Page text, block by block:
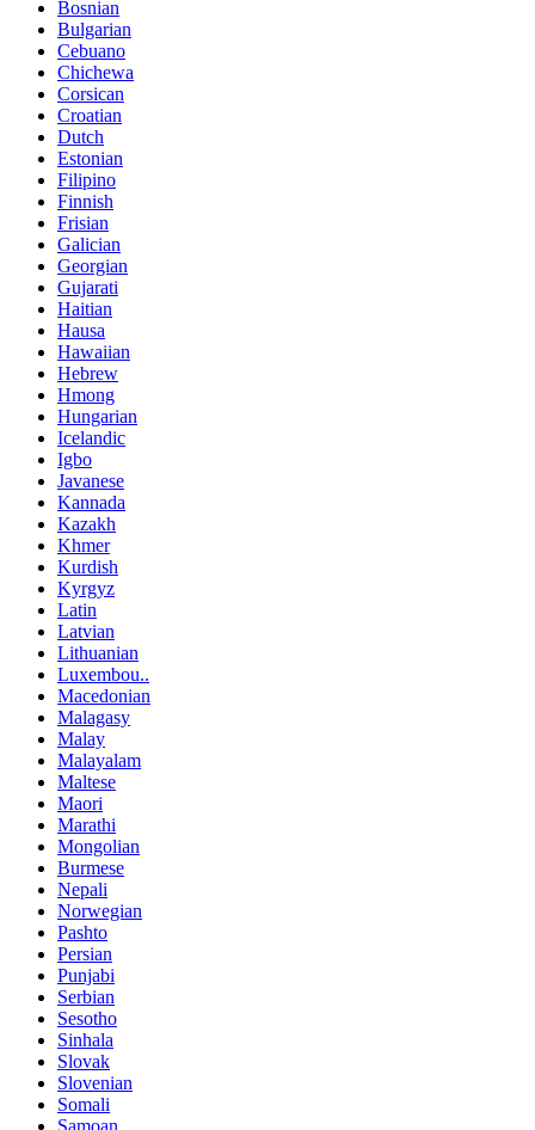
Bosnian
Bulgarian
Cebuano
Chichewa
Corsican
Croatian
Dutch
Estonian
Filipino
Finnish
Frisian
Galician
Georgian
Gujarati
Haitian
Hausa
Hawaiian
Hebrew
Hmong
Hungarian
Icelandic
Igbo
Javanese
Kannada
Kazakh
Khmer
Kurdish
Kyrgyz
Latin
Latvian
Lithuanian
Luxembou..
Macedonian
Malagasy
Malay
Malayalam
Maltese
Maori
Marathi
Mongolian
Burmese
Nepali
Norwegian
Pashto
Persian
Punjabi
Serbian
Sesotho
Sinhala
Slovak
Slovenian
Somali